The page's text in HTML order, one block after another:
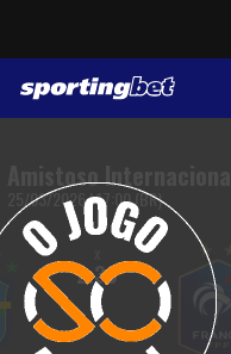
Amistoso Internacional
25/03/2026 | 17:00 (BR)
2.30